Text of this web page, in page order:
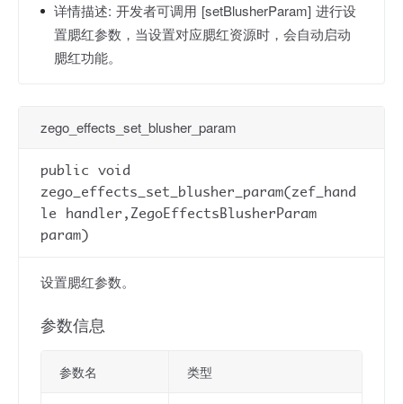
详情描述: 开发者可调用 [setBlusherParam] 进行设
置腮红参数，当设置对应腮红资源时，会自动启动
腮红功能。
zego_effects_set_blusher_param
public void
zego_effects_set_blusher_param(zef_hand
le handler,ZegoEffectsBlusherParam
param)
设置腮红参数。
参数信息
参数名 类型